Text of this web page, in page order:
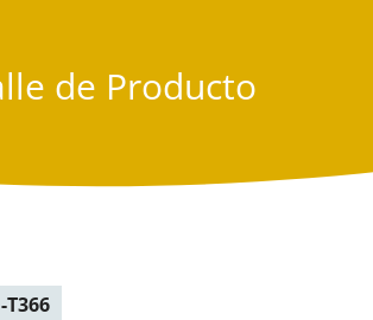
de Producto
T366